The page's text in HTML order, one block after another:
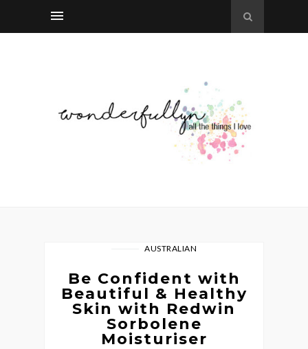
AUSTRALIAN
Be Confident with
Beautiful & Healthy
Skin with Redwin
Sorbolene
Moisturiser